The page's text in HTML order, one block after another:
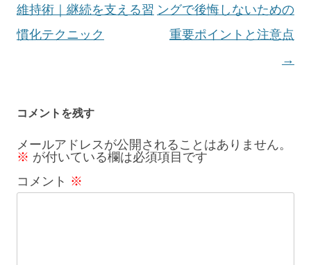
ナ
ビ
シ
ン
維持術｜継続を支える習
慣化テクニック
ングで後悔しないための
重要ポイントと注意点
→
コメントを残す
メールアドレスが公開されることはありません。
※ が付いている欄は必須項目です
コメント ※